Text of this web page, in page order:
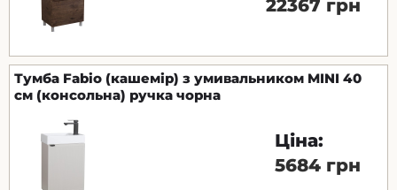
22367 грн
Тумба Fabio (кашемір) з умивальником MINI 40
см (консольна) ручка чорна
Ціна:
5684 грн